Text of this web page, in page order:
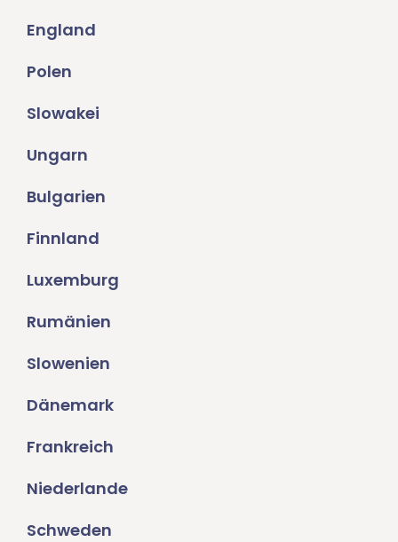
England
Polen
Slowakei
Ungarn
Bulgarien
Finnland
Luxemburg
Rumänien
Slowenien
Dänemark
Frankreich
Niederlande
Schweden